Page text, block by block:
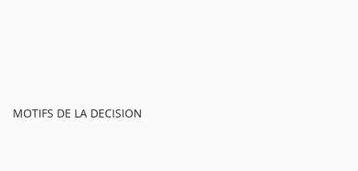
MOTIFS DE LA DECISION